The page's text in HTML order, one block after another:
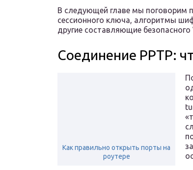
В следующей главе мы поговорим
сессионного ключа, алгоритмы
другие составляющие безопасного
Соединение PPTP:
Как правильно открыть порты на
роутере